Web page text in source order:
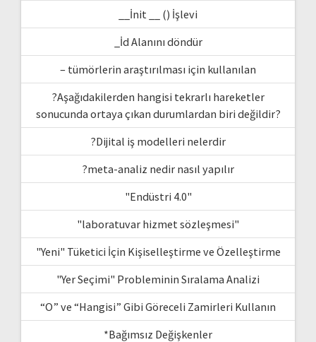
__İnit __ () İşlevi
_İd Alanını döndür
– tümörlerin araştırılması için kullanılan
?Aşağıdakilerden hangisi tekrarlı hareketler
sonucunda ortaya çıkan durumlardan biri değildir?
?Dijital iş modelleri nelerdir
?meta-analiz nedir nasıl yapılır
"Endüstri 4.0"
"laboratuvar hizmet sözleşmesi"
"Yeni" Tüketici İçin Kişiselleştirme ve Özelleştirme
"Yer Seçimi" Probleminin Sıralama Analizi
“O” ve “Hangisi” Gibi Göreceli Zamirleri Kullanın
*Bağımsız Değişkenler